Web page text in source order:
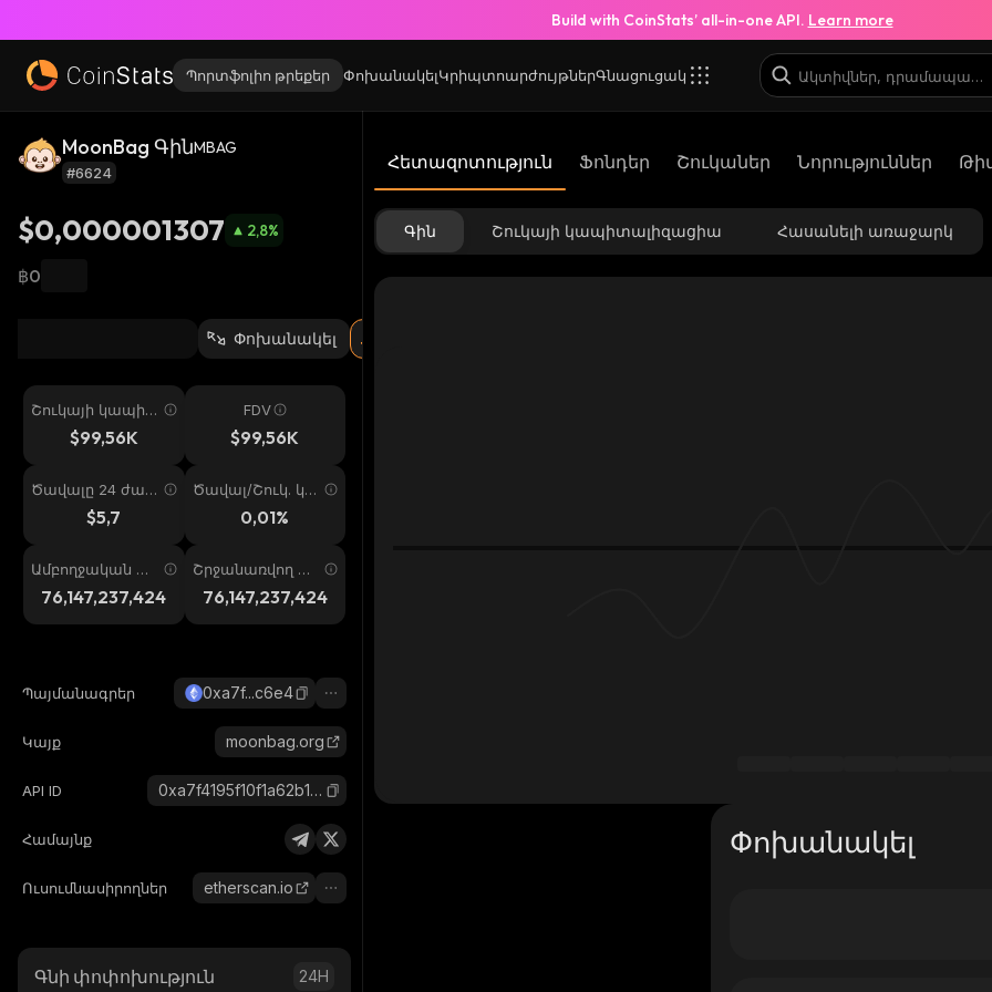
Build with CoinStats’ all-in-one API. Learn more
Պորտֆոլիո թրեքեր ՓոխանակելԿրիպտոարժույթներԳնացուցակ
MoonBag ԳինMBAG
#6624
$0,000001307 2,8%
฿0
Փոխանակել
Շուկայի կապիտ
ալիզացիա
$99,56K
FDV
$99,56K
Ծավալը 24 ժամ
$5,7
Ծավալ/Շուկ. կա
0,01%
Ամբողջական առ
աջարկ
76,147,237,424
Շրջանառվող առ
աջարկ
76,147,237,424
Պայմանագրեր 0xa7f...c6e4
Կայք moonbag.org
API ID 0xa7f4195f10f1a62b102bd683eab131d657a6c6e4_ethereum
Համայնք
Ուսումնասիրողներ etherscan.io
Գնի փոփոխություն 24H
Հետազոտություն Ֆոնդեր Շուկաներ Նորություններ
Գին Շուկայի կապիտալիզացիա Հասանելի առաջարկ
Փոխանակել